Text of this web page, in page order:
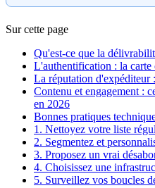
Sur cette page
Qu'est-ce que la
L'authentification : la carte
La réputation d'expéditeur
Contenu et engagement :
en 2026
Bonnes pratiques
1. Nettoyez votre liste
2. Segmentez et
3. Proposez un vrai
4. Choisissez une
5. Surveillez vos boucles